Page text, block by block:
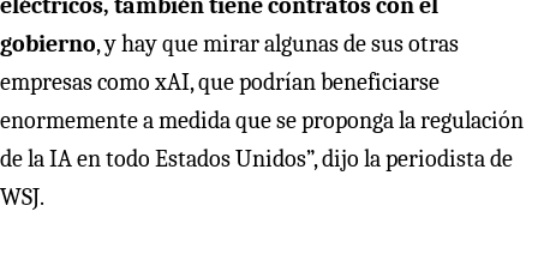
gobierno, y hay que mirar algunas de sus otras
empresas como xAI, que podrían beneficiarse
enormemente a medida que se proponga la regulación
de la IA en todo Estados Unidos”, dijo la periodista de
WSJ.